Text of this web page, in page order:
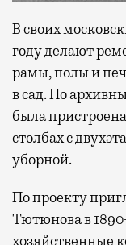
В своих
году делают
рамы, полы и
в сад. По
была
столбах с
уборной.
По проекту
Тютюнова в
хозяйственные